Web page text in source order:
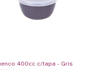
400cc c/tapa - Gris